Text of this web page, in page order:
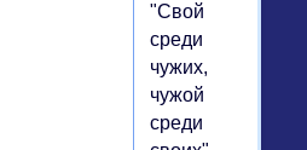
"Свой
среди
чужих,
чужой
среди